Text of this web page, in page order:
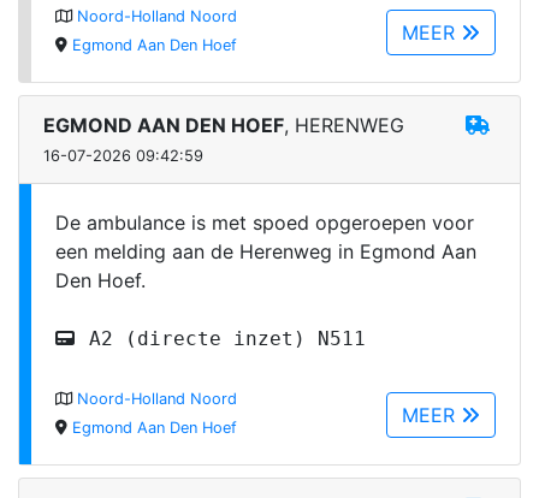
MEER
Noord-Holland Noord
Egmond Aan Den Hoef
EGMOND AAN DEN HOEF, HERENWEG
16-07-2026 09:42:59
De ambulance is met spoed opgeroepen voor
een melding aan de Herenweg in Egmond Aan
Den Hoef.
A2 (directe inzet) N511
MEER
Noord-Holland Noord
Egmond Aan Den Hoef